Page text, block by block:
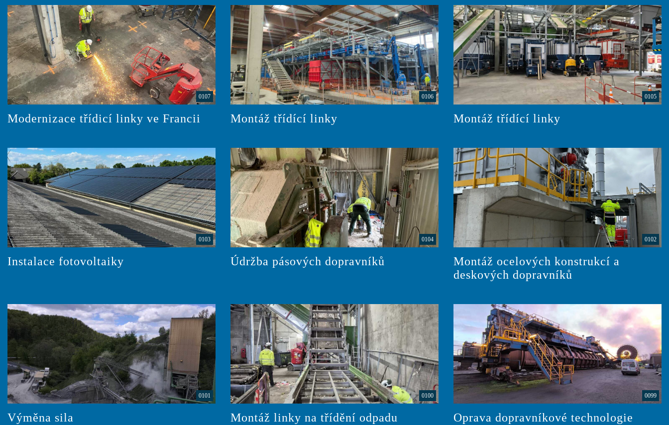
0107
Modernizace třídicí linky ve Francii
0106
Montáž třídící linky
0105
Montáž třídící linky
0103
Instalace fotovoltaiky
0104
Údržba pásových dopravníků
0102
Montáž ocelových konstrukcí a
deskových dopravníků
0101
Výměna sila
0100
Montáž linky na třídění odpadu
0099
Oprava dopravníkové technologie